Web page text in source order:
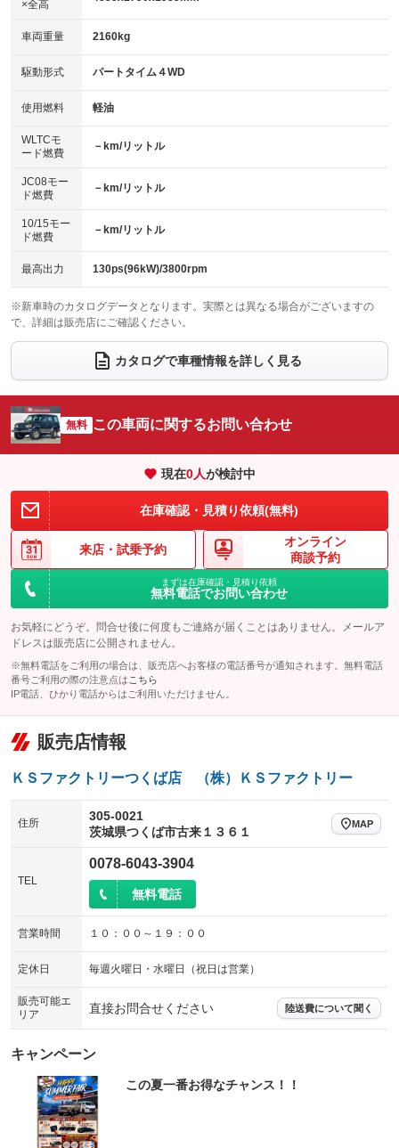
パワーウィンドウ
アイドリングストップ
：装備なし
USB入力端子
：装備なし
100V電源
：装備なし
センターデフロック
：装備なし
電動格納ミラー
：装備なし
革シート
キーレス
HID(キセノンライト)
：装備なし
バックカメラ
：装備なし
エアロ
：装備なし
：装備なし
パワーシート
ベンチシート
：装備なし
チップアップシート
：装備なし
：装備なし ：装備なし
ウォークスルー
：装備なし
電動リアゲート フロントカメラ
：装備なし
：装備なし ：装備なし
サイドカメラ
：装備なし ルーフレール
：装備なし
：装備なし
：装備なし
×全高
車両重量 2160kg
駆動形式 パートタイム４WD
使用燃料 軽油
WLTCモ
ード燃費
－km/リットル
JC08モー
ド燃費
－km/リットル
10/15モー
ド燃費
－km/リットル
最高出力 130ps(96kW)/3800rpm
※新車時のカタログデータとなります。実際とは異なる場合がございますの
で、詳細は販売店にご確認ください。
カタログで車種情報を詳しく見る
無料 この車両に関するお問い合わせ
現在0人が検討中
在庫確認・見積り依頼(無料)
来店・ 試乗予約
オンライン
商談予約
まずは在庫確認・見積り依頼
無料電話でお問い合わせ
お気軽にどうぞ。問合せ後に何度もご連絡が届くことはありません。メールア
ドレスは販売店に公開されません。
※無料電話をご利用の場合は、販売店へお客様の電話番号が通知されます。無料電話
番号ご利用の際の注意点は こちら
IP電話、ひかり電話からはご利用いただけません。
販売店情報
ＫＳファクトリーつくば店 （株）ＫＳファクトリー
住所
305-0021
茨城県つくば市古来１３６１
MAP
TEL
0078-6043-3904
無料電話
営業時間 １０：００～１９：００
定休日 毎週火曜日・水曜日（祝日は営業）
販売可能エ
リア
直接お問合せください 陸送費について聞く
キャンペーン
この夏一番お得なチャンス！！